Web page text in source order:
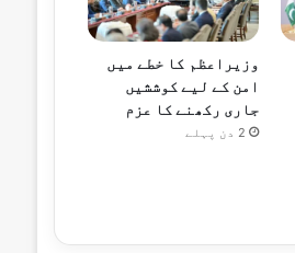
وزیراعظم کا خطے میں
امن کے لیے کوششیں
جاری رکھنے کا عزم
2 دن پہلے